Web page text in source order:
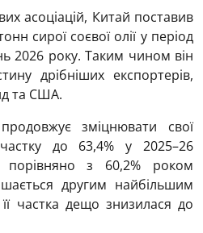
асоціацій, Китай поставив
сирої соєвої олії у період
2026 року. Таким чином він
дрібніших експортерів,
та США.
зміцнювати свої
до 63,4% у 2025–26
порівняно з 60,2% роком
другим найбільшим
частка дещо знизилася до